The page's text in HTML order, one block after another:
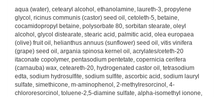
aqua (water), cetearyl alcohol, ethanolamine, laureth-3, propylene
glycol, ricinus communis (castor) seed oil, cetoleth-5, betaine,
cocamidopropyl betaine, polysorbate 80, sorbitan stearate, oleyl
alcohol, glycol distearate, stearic acid, palmitic acid, olea europaea
(olive) fruit oil, helianthus annuus (sunflower) seed oil, vitis vinifera
(grape) seed oil, argania spinosa kernel oil, acrylates/ceteth-20
itaconate copolymer, pentasodium pentetate, copernicia cerifera
(carnauba) wax, ceteareth-20, hydrogenated castor oil, tetrasodium
edta, sodium hydrosulfite, sodium sulfite, ascorbic acid, sodium lauryl
sulfate, simethicone, m-aminophenol, 2-methylresorcinol, 4-
chlororesorcinol, toluene-2,5-diamine sulfate, alpha-isomethyl ionone,